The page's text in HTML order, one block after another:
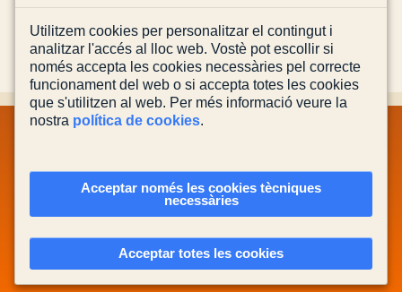
POLÍTICA DE COOKIES
CONTACTA'NS
Actualitzada el
Utilitzem cookies per personalitzar el contingut i
analitzar l'accés al lloc web. Vostè pot escollir si
només accepta les cookies necessàries pel correcte
funcionament del web o si accepta totes les cookies
que s'utilitzen al web. Per més informació veure la
nostra política de cookies.
Acceptar només les cookies tècniques
necessàries
Acceptar totes les cookies